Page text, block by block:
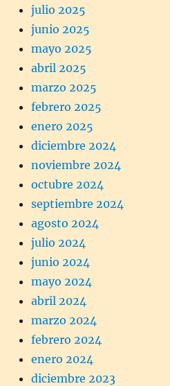
julio 2025
junio 2025
mayo 2025
abril 2025
marzo 2025
febrero 2025
enero 2025
diciembre 2024
noviembre 2024
octubre 2024
septiembre 2024
agosto 2024
julio 2024
junio 2024
mayo 2024
abril 2024
marzo 2024
febrero 2024
enero 2024
diciembre 2023